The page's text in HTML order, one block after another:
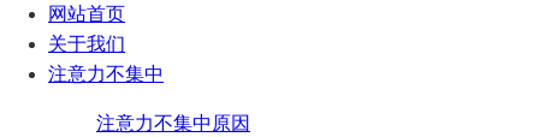
网站首页
关于我们
注意力不集中
注意力不集中原因